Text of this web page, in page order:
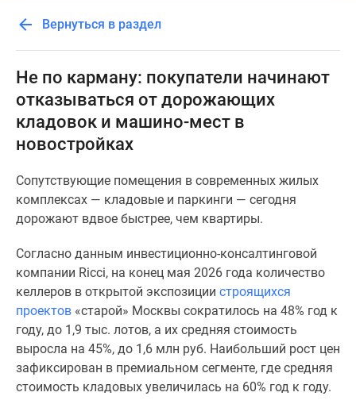
Москвы
Готовые
новостройки
Новостройки
карте
Специальные
Коммерческие
помещения
Продавцы
застройщики
Панорамы
новостроек
Видеообзор
новостроек
Экспертиза
новостроек
Экология
Вернуться в раздел
Не по карману: покупатели начинают
отказываться от дорожающих
кладовок и машино-мест в
новостройках
Сопутствующие помещения в современных жилых
комплексах — кладовые и паркинги — сегодня
дорожают вдвое быстрее, чем квартиры.
Согласно данным инвестиционно-консалтинговой
компании Ricci, на конец мая 2026 года количество
келлеров в открытой экспозиции строящихся
проектов «старой» Москвы сократилось на 48% год к
году, до 1,9 тыс. лотов, а их средняя стоимость
выросла на 45%, до 1,6 млн руб. Наибольший рост цен
зафиксирован в премиальном сегменте, где средняя
стоимость кладовых увеличилась на 60% год к году.